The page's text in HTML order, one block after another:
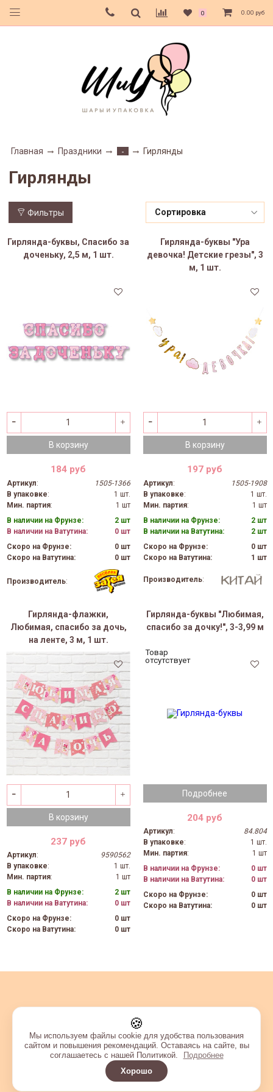
0 0.00 руб
Главная Праздники - Гирлянды
Гирлянды
Фильтры
Гирлянда-буквы, Спасибо за
доченьку, 2,5 м, 1 шт.
В корзину
184 руб
Артикул:
1505-1366
В упаковке:
1 шт.
Мин. партия:
1 шт
В наличии на Фрунзе:
2 шт
В наличии на Ватутина:
0 шт
Скоро на Фрунзе:
0 шт
Скоро на Ватутина:
0 шт
Производитель:
Гирлянда-буквы "Ура
девочка! Детские грезы", 3
м, 1 шт.
В корзину
197 руб
Артикул:
1505-1908
В упаковке:
1 шт.
Мин. партия:
1 шт
В наличии на Фрунзе:
2 шт
В наличии на Ватутина:
2 шт
Скоро на Фрунзе:
0 шт
Скоро на Ватутина:
1 шт
Производитель:
Гирлянда-флажки,
Любимая, спасибо за дочь,
на ленте, 3 м, 1 шт.
В корзину
237 руб
Артикул:
9590562
В упаковке:
1 шт.
Мин. партия:
1 шт
В наличии на Фрунзе:
2 шт
В наличии на Ватутина:
0 шт
Скоро на Фрунзе:
0 шт
Скоро на Ватутина:
0 шт
Гирлянда-буквы "Любимая,
спасибо за дочку!", 3-3,99 м
Подробнее
Товар
отсутствует
204 руб
Артикул:
84.804
В упаковке:
1 шт.
Мин. партия:
1 шт
В наличии на Фрунзе:
0 шт
В наличии на Ватутина:
0 шт
Скоро на Фрунзе:
0 шт
Скоро на Ватутина:
0 шт
🍪
Мы используем файлы cookie для удобства пользования
сайтом и повышения рекомендаций. Оставаясь на сайте, вы
соглашаетесь с нашей Политикой.
Подробнее
Хорошо